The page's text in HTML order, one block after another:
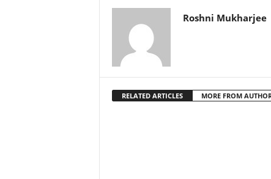
Roshni Mukharjee
RELATED ARTICLES MORE FROM